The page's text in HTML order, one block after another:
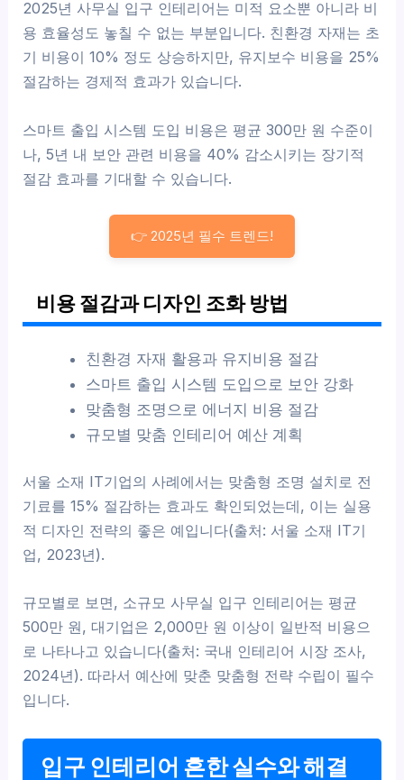
2025년 사무실 입구 인테리어는 미적 요소뿐 아니라 비
용 효율성도 놓칠 수 없는 부분입니다. 친환경 자재는 초
기 비용이 10% 정도 상승하지만, 유지보수 비용을 25%
절감하는 경제적 효과가 있습니다.
스마트 출입 시스템 도입 비용은 평균 300만 원 수준이
나, 5년 내 보안 관련 비용을 40% 감소시키는 장기적
절감 효과를 기대할 수 있습니다.
👉 2025년 필수 트렌드!
비용 절감과 디자인 조화 방법
친환경 자재 활용과 유지비용 절감
스마트 출입 시스템 도입으로 보안 강화
맞춤형 조명으로 에너지 비용 절감
규모별 맞춤 인테리어 예산 계획
서울 소재 IT기업의 사례에서는 맞춤형 조명 설치로 전
기료를 15% 절감하는 효과도 확인되었는데, 이는 실용
적 디자인 전략의 좋은 예입니다(출처: 서울 소재 IT기
업, 2023년).
규모별로 보면, 소규모 사무실 입구 인테리어는 평균
500만 원, 대기업은 2,000만 원 이상이 일반적 비용으
로 나타나고 있습니다(출처: 국내 인테리어 시장 조사,
2024년). 따라서 예산에 맞춘 맞춤형 전략 수립이 필수
입니다.
입구 인테리어 흔한 실수와 해결